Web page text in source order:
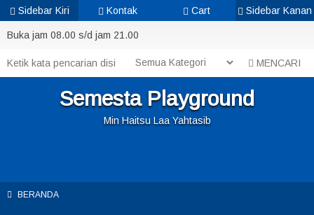
Buka jam 08.00 s/d jam 21.00
MENCARI
Semesta Playground
Min Haitsu Laa Yahtasib
BERANDA
Sidebar Kiri Kontak Cart Sidebar Kanan